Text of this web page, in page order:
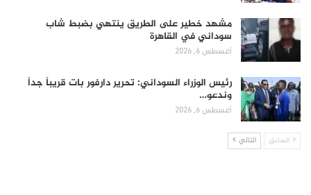
مشهد خطير على الطريق ينتهي بضبط شاب
سوداني في القاهرة
أغسطس 6, 2026
رئيس الوزراء السوداني: تحرير دارفور بات قريباً جداً
وندعو…
أغسطس 6, 2026
السابق التالي